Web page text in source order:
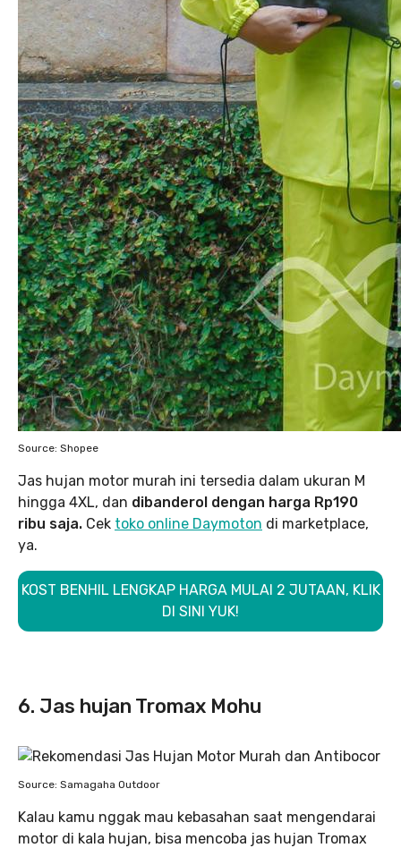
Source: Shopee
Jas hujan motor murah ini tersedia dalam ukuran M
hingga 4XL, dan dibanderol dengan harga Rp190
ribu saja. Cek toko online Daymoton di marketplace,
ya.
KOST BENHIL LENGKAP HARGA MULAI 2 JUTAAN, KLIK
DI SINI YUK!
6. Jas hujan Tromax Mohu
Source: Samagaha Outdoor
Kalau kamu nggak mau kebasahan saat mengendarai
motor di kala hujan, bisa mencoba jas hujan Tromax